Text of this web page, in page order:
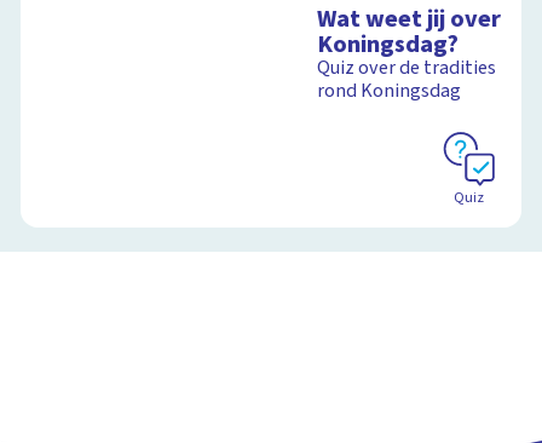
Wat weet jij over
Koningsdag?
Quiz over de tradities
rond Koningsdag
Quiz